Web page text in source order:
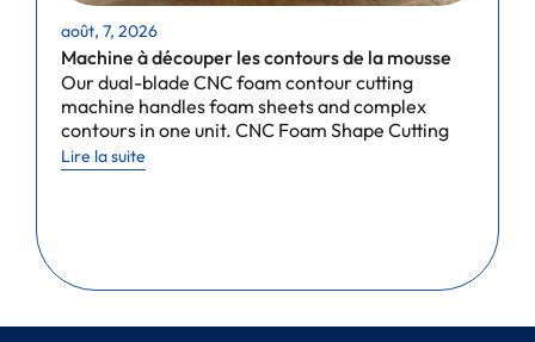
août, 7, 2026
Machine à découper les contours de la mousse
Our dual-blade CNC foam contour cutting
machine handles foam sheets and complex
contours in one unit. CNC Foam Shape Cutting
Lire la suite